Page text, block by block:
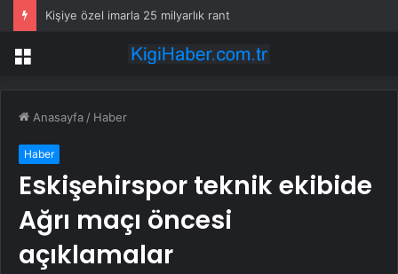
Kişiye özel imarla 25 milyarlık rant
Menü
Anasayfa / Haber
Haber
Eskişehirspor teknik ekibide
Ağrı maçı öncesi
açıklamalar